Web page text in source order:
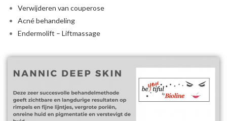
Verwijderen van couperose
Acné behandeling
Endermolift – Liftmassage